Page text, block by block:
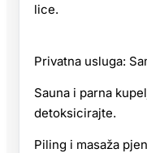
lice.
Privatna usluga:
Sauna i parna
detoksicirajte.
Piling i masaža